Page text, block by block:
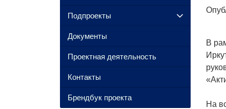
В
На
Подпроекты
Документы
Проектная деятельность
Контакты
Брендбук проекта